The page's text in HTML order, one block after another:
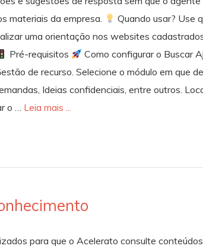
materiais da empresa.
Quando usar? Use
uma orientação nos websites
Pré-requisitos
Como configurar o Buscar
de recurso. Selecione o módulo em que
Ideias confidenciais, entre outros.
o … Leia mais ...
para que o Acelerato consulte